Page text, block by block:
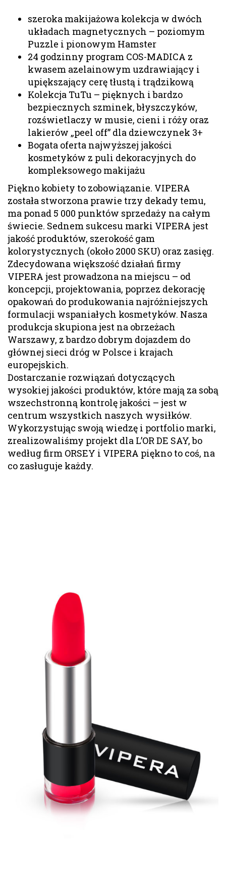
szeroka makijażowa kolekcja w dwóch
układach magnetycznych – poziomym
Puzzle i pionowym Hamster
24 godzinny program COS-MADICA z
kwasem azelainowym uzdrawiający i
upiększający cerę tłustą i trądzikową
Kolekcja TuTu – pięknych i bardzo
bezpiecznych szminek, błyszczyków,
rozświetlaczy w musie, cieni i róży oraz
lakierów „peel off” dla dziewczynek 3+
Bogata oferta najwyższej jakości
kosmetyków z puli dekoracyjnych do
kompleksowego makijażu
Piękno kobiety to zobowiązanie. VIPERA
została stworzona prawie trzy dekady temu,
ma ponad 5 000 punktów sprzedaży na całym
świecie. Sednem sukcesu marki VIPERA jest
jakość produktów, szerokość gam
kolorystycznych (około 2000 SKU) oraz zasięg.
Zdecydowana większość działań firmy
VIPERA jest prowadzona na miejscu – od
koncepcji, projektowania, poprzez dekorację
opakowań do produkowania najróżniejszych
formulacji wspaniałych kosmetyków. Nasza
produkcja skupiona jest na obrzeżach
Warszawy, z bardzo dobrym dojazdem do
głównej sieci dróg w Polsce i krajach
europejskich.
Dostarczanie rozwiązań dotyczących
wysokiej jakości produktów, które mają za sobą
wszechstronną kontrolę jakości – jest w
centrum wszystkich naszych wysiłków.
Wykorzystując swoją wiedzę i portfolio marki,
zrealizowaliśmy projekt dla L’OR DE SAY, bo
według firm ORSEY i VIPERA piękno to coś, na
co zasługuje każdy.